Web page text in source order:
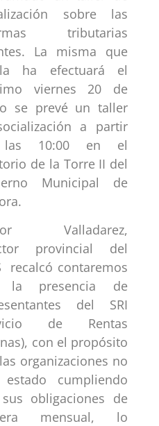
sobre las
tributarias
La misma que
ha efectuará el
viernes 20 de
se prevé un taller
a partir
10:00 en el
de la Torre II del
Municipal de
Valladarez,
provincial del
recalcó contaremos
la presencia de
del SRI
de Rentas
con el propósito
organizaciones no
cumpliendo
obligaciones de
mensual, lo